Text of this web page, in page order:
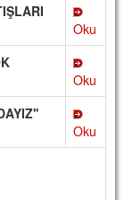
Oku
Oku
Oku